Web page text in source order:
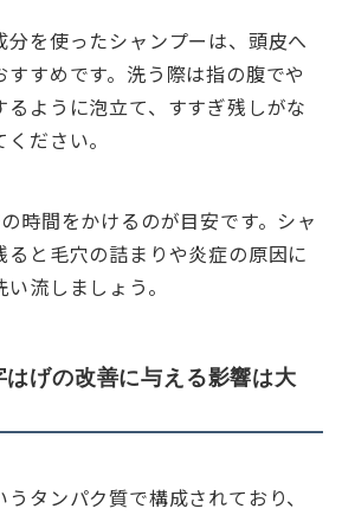
分を使ったシャンプーは、頭皮へ
すめです。洗う際は指の腹でや
るように泡立て、すすぎ残しがな
ださい。
時間をかけるのが目安です。シャ
ると毛穴の詰まりや炎症の原因に
流しましょう。
げの改善に与える影響は大
タンパク質で構成されており、